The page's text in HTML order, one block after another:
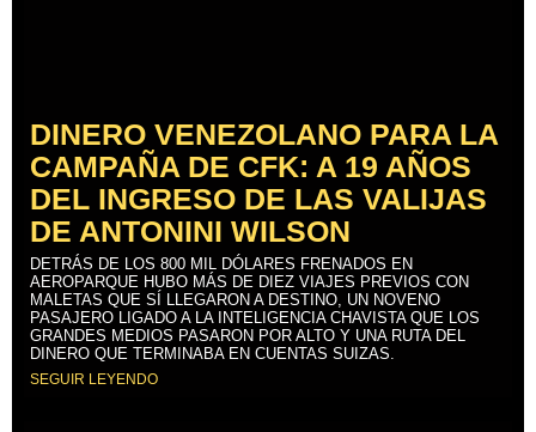
DINERO VENEZOLANO PARA LA
CAMPAÑA DE CFK: A 19 AÑOS
DEL INGRESO DE LAS VALIJAS
DE ANTONINI WILSON
DETRÁS DE LOS 800 MIL DÓLARES FRENADOS EN
AEROPARQUE HUBO MÁS DE DIEZ VIAJES PREVIOS CON
MALETAS QUE SÍ LLEGARON A DESTINO, UN NOVENO
PASAJERO LIGADO A LA INTELIGENCIA CHAVISTA QUE LOS
GRANDES MEDIOS PASARON POR ALTO Y UNA RUTA DEL
DINERO QUE TERMINABA EN CUENTAS SUIZAS.
SEGUIR LEYENDO